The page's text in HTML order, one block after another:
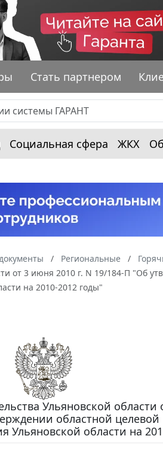
Стать партнером
Социальная сфера ЖКХ
Региональные
от 3 июня 2010 г. N 19/184-П "Об
на 2010-2012 годы"
Ульяновской области
областной
Ульяновской области на